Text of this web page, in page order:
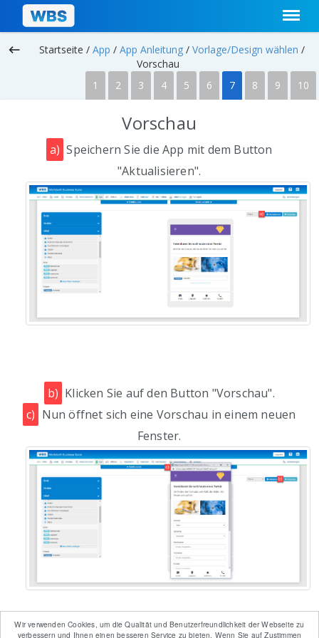
Wir verwenden Cookies, um die Qualität und Benutzerfreundlichkeit der Webseite zu
verbessern und Ihnen einen besseren Service zu bieten. Wenn Sie auf Zustimmen
keyboard_backspace Startseite /App / App Anleitung / Vorlage/Design wählen /
Vorschau
10
9
8
7
6
5
4
3
2
1
Vorschau
a) Speichern Sie die App mit dem Button
"Aktualisieren".
b) Klicken Sie auf den Button "Vorschau".
c) Nun öffnet sich eine Vorschau in einem neuen
Fenster.